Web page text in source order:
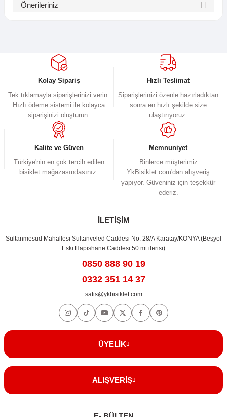
Önerileriniz
Görüş ve önerileriniz için teşekkür ederiz.
Ürün resmi kalitesiz, bozuk veya görüntülenemiyor.
Ürün açıklamasında eksik bilgiler bulunuyor.
Ürün bilgilerinde hatalar bulunuyor.
Ürün fiyatı diğer sitelerden daha pahalı.
Bu ürüne benzer farklı alternatifler olmalı.
Kolay Sipariş
Tek tıklamayla siparişlerinizi verin.
Hızlı ödeme sistemi ile kolayca
siparişinizi oluşturun.
Hızlı Teslimat
Siparişlerinizi özenle hazırladıktan
sonra en hızlı şekilde size
ulaştırıyoruz.
Kalite ve Güven
Türkiye'nin en çok tercih edilen
bisiklet mağazasındasınız.
Memnuniyet
Binlerce müşterimiz
YkBisiklet.com'dan alışveriş
yapıyor. Güveniniz için teşekkür
ederiz.
İLETİŞİM
Sultanmesud Mahallesi Sultanveled Caddesi No: 28/A Karatay/KONYA (Beşyol
Eski Hapishane Caddesi 50 mt ilerisi)
0850 888 90 19
0332 351 14 37
satis@ykbisiklet.com
ÜYELİK
ALIŞVERİŞ